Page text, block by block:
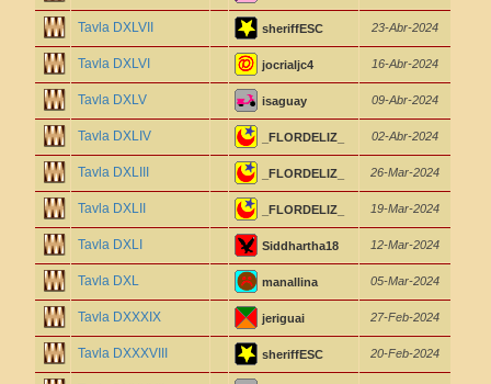
Tavla DXLVII sheriffESC 23-Abr-2024
Tavla DXLVI jocrialjc4 16-Abr-2024
Tavla DXLV isaguay 09-Abr-2024
Tavla DXLIV _FLORDELIZ_ 02-Abr-2024
Tavla DXLIII _FLORDELIZ_ 26-Mar-2024
Tavla DXLII _FLORDELIZ_ 19-Mar-2024
Tavla DXLI Siddhartha18 12-Mar-2024
Tavla DXL manallina 05-Mar-2024
Tavla DXXXIX jeriguai 27-Feb-2024
Tavla DXXXVIII sheriffESC 20-Feb-2024